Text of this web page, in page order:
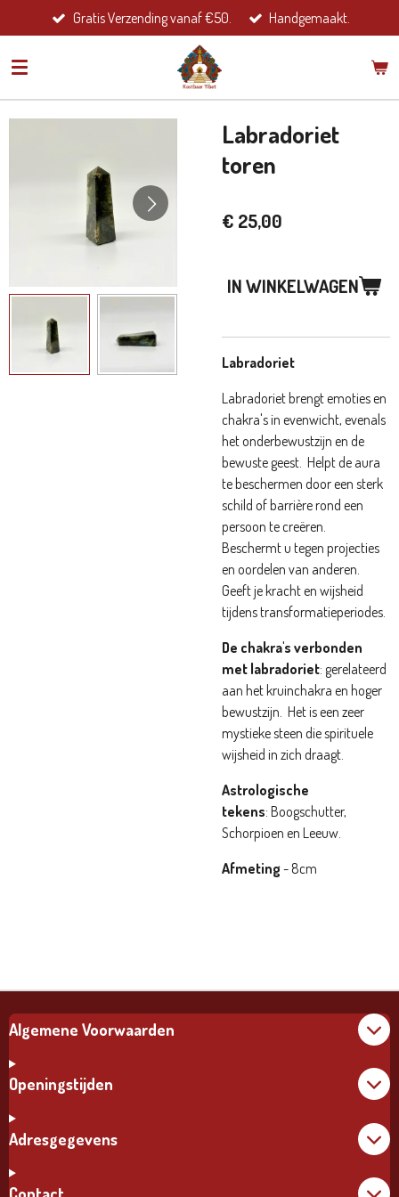
direct
naar
hoofdinhoud
Gratis Verzending vanaf €50. Handgemaakt.
Labradoriet
toren
€ 25,00
IN WINKELWAGEN
Labradoriet
Labradoriet brengt emoties en
chakra's in evenwicht, evenals
het onderbewustzijn en de
bewuste geest. Helpt de aura
te beschermen door een sterk
schild of barrière rond een
persoon te creëren.
Beschermt u tegen projecties
en oordelen van anderen.
Geeft je kracht en wijsheid
tijdens transformatieperiodes.
De chakra's verbonden
met labradoriet: gerelateerd
aan het kruinchakra en hoger
bewustzijn. Het is een zeer
mystieke steen die spirituele
wijsheid in zich draagt.
Astrologische
tekens: Boogschutter,
Schorpioen en Leeuw.
Afmeting- 8cm
Algemene Voorwaarden
Openingstijden
Adresgegevens
Contact